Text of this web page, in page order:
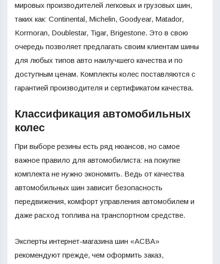
мировых производителей легковых и грузовых шин,
таких как: Continental, Michelin, Goodyear, Matador,
Kormoran, Doublestar, Tigar, Brigestone. Это в свою
очередь позволяет предлагать своим клиентам шины
для любых типов авто наилучшего качества и по
доступным ценам. Комплекты колес поставляются с
гарантией производителя и сертификатом качества.
Классификация автомобильных
колес
При выборе резины есть ряд нюансов, но самое
важное правило для автомобилиста: на покупке
комплекта не нужно экономить. Ведь от качества
автомобильных шин зависит безопасность
передвижения, комфорт управления автомобилем и
даже расход топлива на транспортном средстве.
Эксперты интернет-магазина шин «АСВА»
рекомендуют прежде, чем оформить заказ,